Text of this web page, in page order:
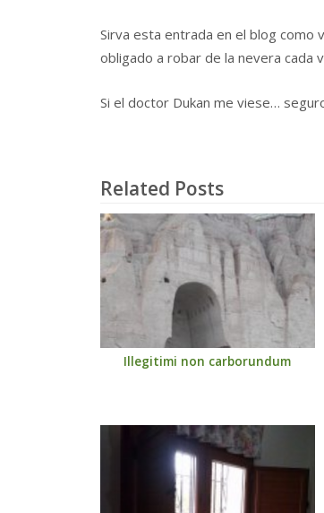
Sirva esta entrada en el blog como
obligado a robar de la nevera cada
Si el doctor Dukan me viese…
Related Posts
Illegitimi non carborundum